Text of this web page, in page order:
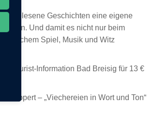
Geschichten eine eigene
Und damit es nicht nur beim
Spiel, Musik und Witz
Tourist-Information Bad Breisig für 13 €
Ruppert – „Viechereien in Wort und Ton“